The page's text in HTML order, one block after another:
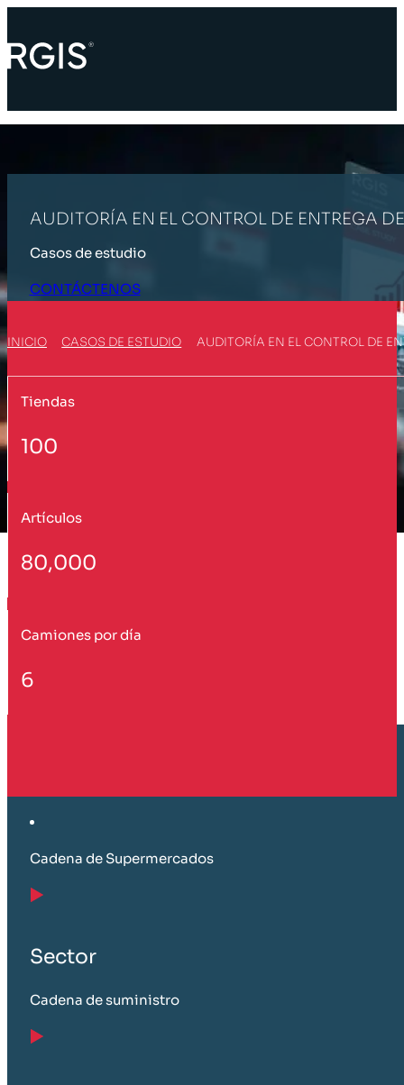
AUDITORÍA EN EL CONTROL DE ENTREGA
Casos de estudio
CONTÁCTENOS
INICIO CASOS DE ESTUDIO AUDITORÍA EN EL CONTROL DE
Tiendas
100
Artículos
80,000
Camiones por día
6
Cadena de Supermercados
Sector
Cadena de suministro